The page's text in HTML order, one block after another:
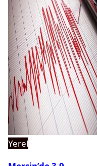
Yerel